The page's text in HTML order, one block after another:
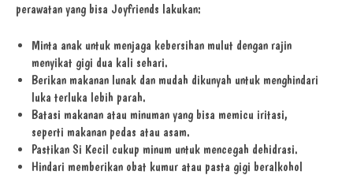
perawatan yang bisa Joyfriends lakukan:
Minta anak untuk menjaga kebersihan mulut dengan rajin
menyikat gigi dua kali sehari.
Berikan makanan lunak dan mudah dikunyah untuk menghindari
luka terluka lebih parah.
Batasi makanan atau minuman yang bisa memicu iritasi,
seperti makanan pedas atau asam.
Pastikan Si Kecil cukup minum untuk mencegah dehidrasi.
Hindari memberikan obat kumur atau pasta gigi beralkohol